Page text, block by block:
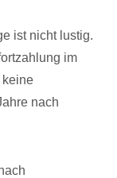
ist nicht lustig.
im
keine
nach